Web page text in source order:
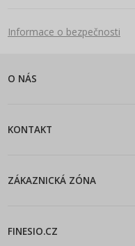
Informace o bezpečnosti
O NÁS
KONTAKT
ZÁKAZNICKÁ ZÓNA
FINESIO.CZ